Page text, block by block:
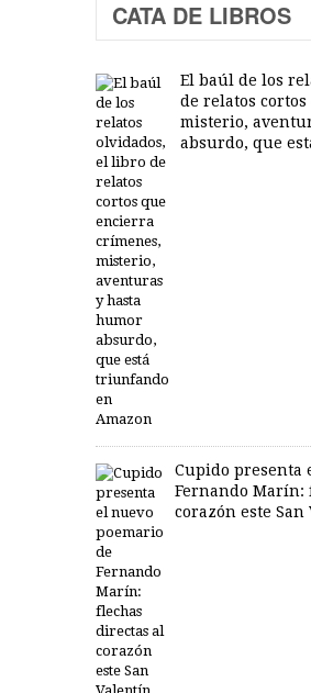
CATA DE LIBROS
El baúl de los
de relatos
misterio,
absurdo, que
Cupido presenta
Fernando Marín:
corazón este San